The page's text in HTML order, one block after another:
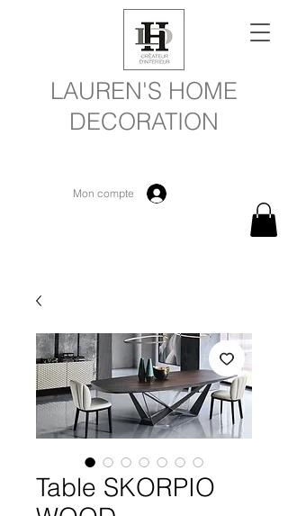
LAUREN'S HOME
DECORATION
Mon compte
Table SKORPIO